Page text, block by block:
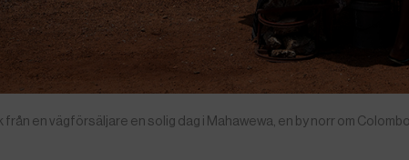
från en vägförsäljare en solig dag i Mahawewa, en by norr om